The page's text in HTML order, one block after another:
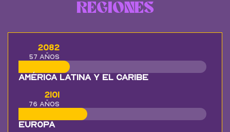
REGIONES
2082
57 años
América Latina y el Caribe
2101
76 años
Europa